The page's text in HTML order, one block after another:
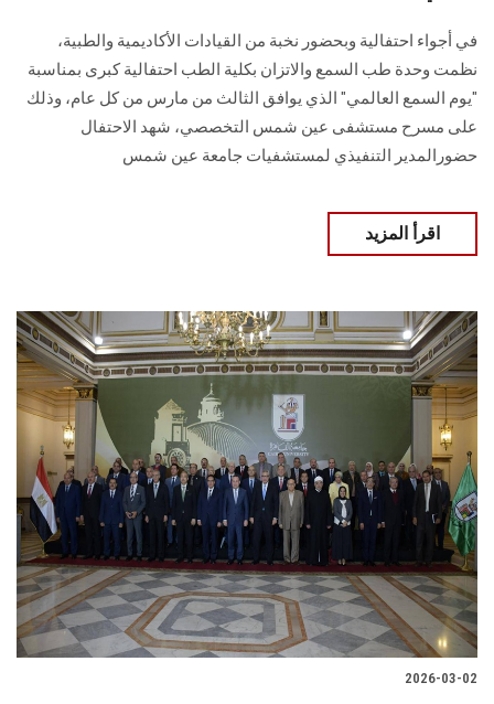
في أجواء احتفالية وبحضور نخبة من القيادات الأكاديمية والطبية،
نظمت وحدة طب السمع والاتزان بكلية الطب احتفالية كبرى بمناسبة
"يوم السمع العالمي" الذي يوافق الثالث من مارس من كل عام، وذلك
على مسرح مستشفى عين شمس التخصصي، شهد الاحتفال
حضورالمدير التنفيذي لمستشفيات جامعة عين شمس
اقرأ المزيد
2026-03-02